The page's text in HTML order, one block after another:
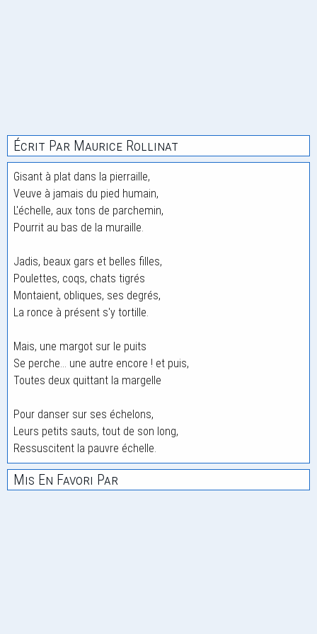
Écrit Par Maurice Rollinat
Gisant à plat dans la pierraille,
Veuve à jamais du pied humain,
L'échelle, aux tons de parchemin,
Pourrit au bas de la muraille.
Jadis, beaux gars et belles filles,
Poulettes, coqs, chats tigrés
Montaient, obliques, ses degrés,
La ronce à présent s'y tortille.
Mais, une margot sur le puits
Se perche... une autre encore ! et puis,
Toutes deux quittant la margelle
Pour danser sur ses échelons,
Leurs petits sauts, tout de son long,
Ressuscitent la pauvre échelle.
Mis En Favori Par